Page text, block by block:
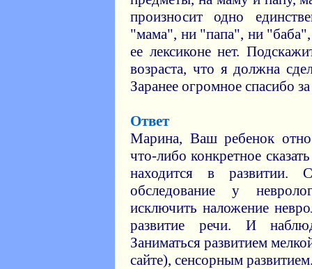
произносит одно
"мама", ни "папа", ни
ее лексиконе нет.
возраста, что я должна
Заранее огромное спасибо
Ответ
Марина, Ваш ребенок
что-либо конкретное
находится в развитии.
обследование у
исключить наложение
развитие речи. И
Заниматься развитием
сайте), сенсорным